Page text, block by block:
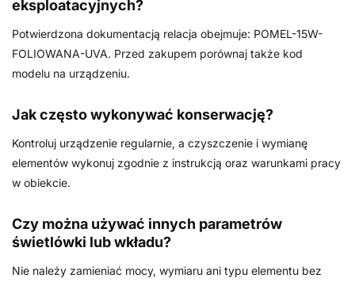
eksploatacyjnych?
Potwierdzona dokumentacją relacja obejmuje: POMEL-15W-
FOLIOWANA-UVA. Przed zakupem porównaj także kod
modelu na urządzeniu.
Jak często wykonywać konserwację?
Kontroluj urządzenie regularnie, a czyszczenie i wymianę
elementów wykonuj zgodnie z instrukcją oraz warunkami pracy
w obiekcie.
Czy można używać innych parametrów
świetlówki lub wkładu?
Nie należy zamieniać mocy, wymiaru ani typu elementu bez